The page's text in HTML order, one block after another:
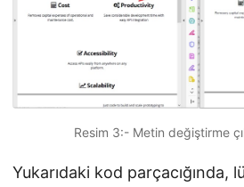
Resim 3:- Metin değiştirme
Yukarıdaki kod parçacığında,